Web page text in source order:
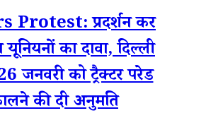
Protest: प्रदर्शन कर
का दावा, दिल्ली
जनवरी को ट्रैक्टर परेड
की दी अनुमति